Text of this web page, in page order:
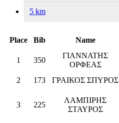
5 km
Place Bib Name
1 350
ΓΙΑΝΝΑΤΗΣ
ΟΡΦΕΑΣ
2 173 ΓΡΑΙΚΟΣ ΣΠΥΡΟΣ
3 225
ΛΑΜΠΙΡΗΣ
ΣΤΑΥΡΟΣ